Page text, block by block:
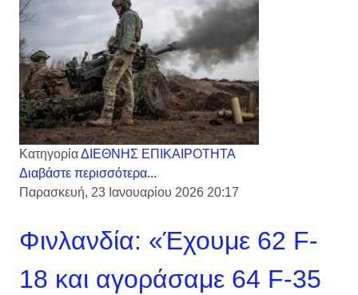
ΚατηγορίαΔΙΕΘΝΗΣ ΕΠΙΚΑΙΡΟΤΗΤΑ
Διαβάστε περισσότερα...
Παρασκευή, 23 Ιανουαρίου 2026 20:17
Φινλανδία: «Έχουμε 62 F-
18 και αγοράσαμε 64 F-35